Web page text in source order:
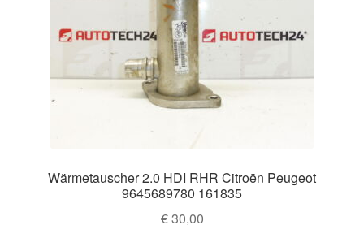
Über uns
Weltweiter Versand
Wärmetauscher 2.0 HDI RHR Citroën Peugeot
9645689780 161835
€30,00